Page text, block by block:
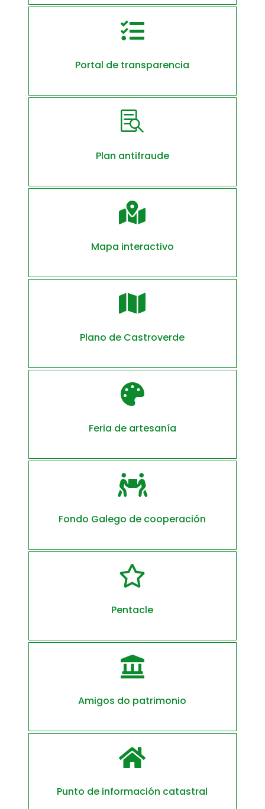

Portal de transparencia

Plan antifraude

Mapa interactivo

Plano de Castroverde

Feria de artesanía

Fondo Galego de cooperación

Pentacle

Amigos do patrimonio

Punto de información catastral